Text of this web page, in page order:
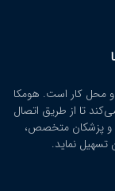
محل کار است. هومکا
تا از طریق اتصال
و پزشکان متخصص،
تسهیل نماید.